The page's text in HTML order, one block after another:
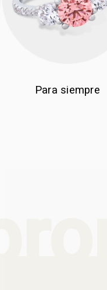
Para siempre